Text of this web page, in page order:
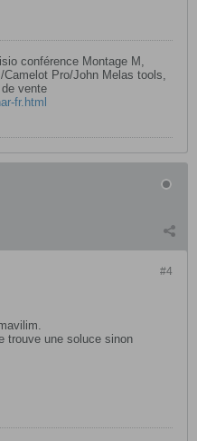
conférence Montage M,
Camelot Pro/John Melas tools,
vente
fr.html
#4
trouve une soluce sinon